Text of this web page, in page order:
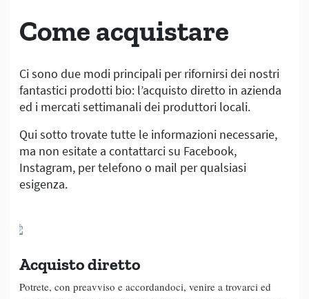
Come acquistare
Ci sono due modi principali per rifornirsi dei nostri
fantastici prodotti bio: l’acquisto diretto in azienda
ed i mercati settimanali dei produttori locali.
Qui sotto trovate tutte le informazioni necessarie,
ma non esitate a contattarci su Facebook,
Instagram, per telefono o mail per qualsiasi
esigenza.
Acquisto diretto
Potrete, con preavviso e accordandoci, venire a trovarci ed